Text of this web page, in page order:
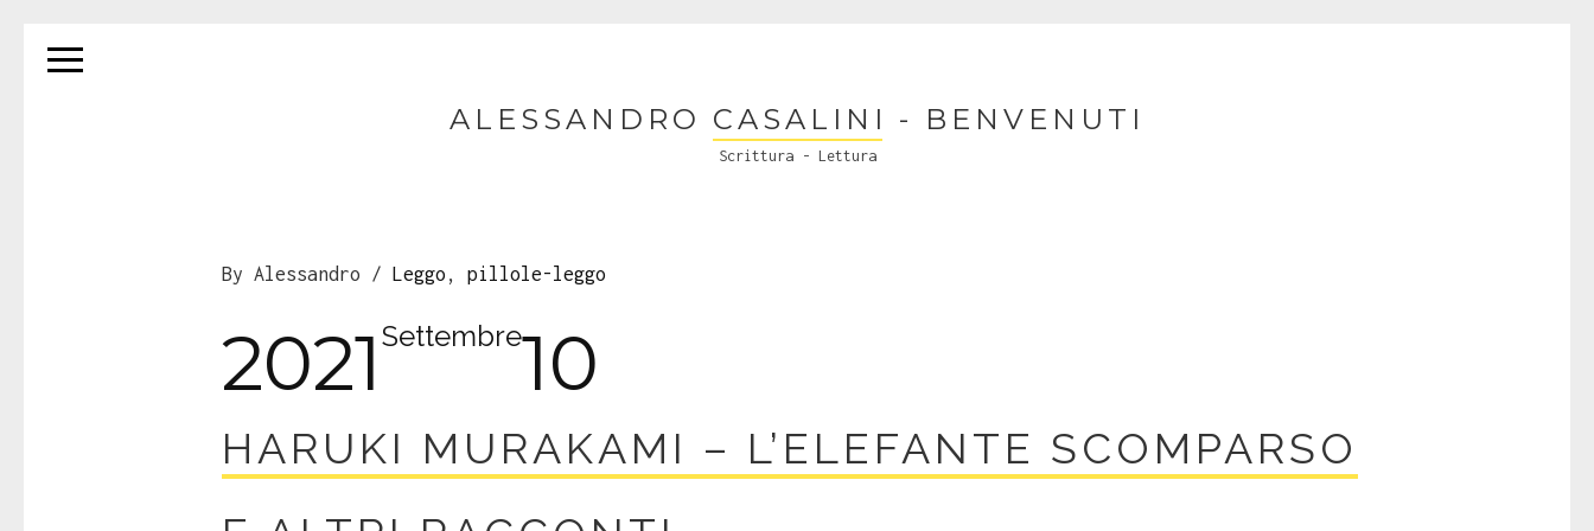
ALESSANDRO CASALINI - BENVENUTI
Scrittura - Lettura
By Alessandro / Leggo , pillole-leggo
2021 Settembre10
HARUKI MURAKAMI – L’ELEFANTE SCOMPARSO